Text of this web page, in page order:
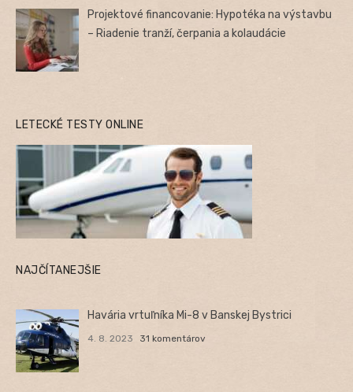
Projektové financovanie: Hypotéka na výstavbu
– Riadenie tranží, čerpania a kolaudácie
LETECKÉ TESTY ONLINE
NAJČÍTANEJŠIE
Havária vrtuľníka Mi-8 v Banskej Bystrici
4. 8. 2023 31 komentárov